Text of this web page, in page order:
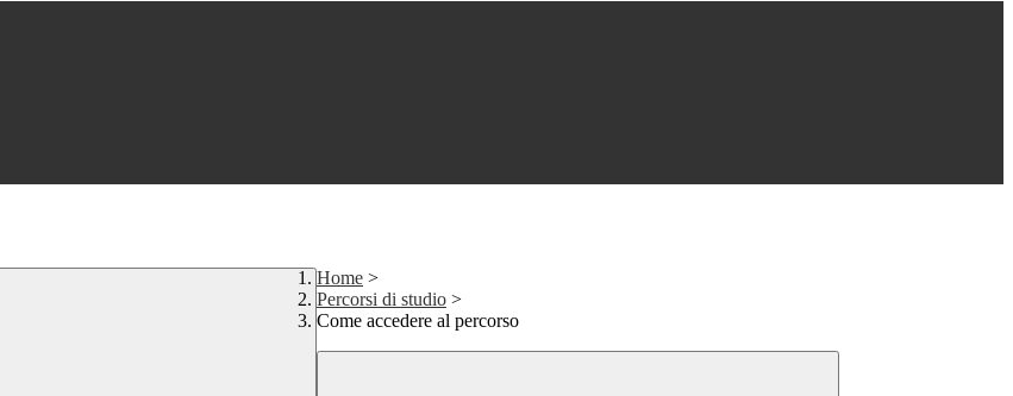
Home >
Percorsi di studio >
Come accedere al percorso